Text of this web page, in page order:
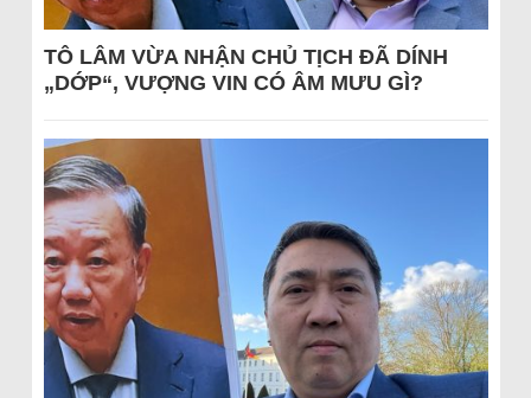
TÔ LÂM VỪA NHẬN CHỦ TỊCH ĐÃ DÍNH
„DỚP“, VƯỢNG VIN CÓ ÂM MƯU GÌ?